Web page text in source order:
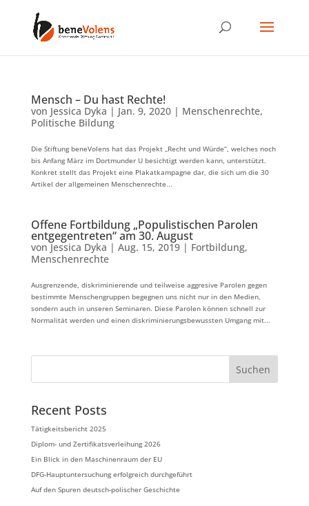
Mensch – Du hast Rechte!
von Jessica Dyka | Jan. 9, 2020| Menschenrechte,
Politische Bildung
Die Stiftung beneVolens hat das Projekt „Recht und Würde“, welches noch
bis Anfang März im Dortmunder U besichtigt werden kann, unterstützt.
Konkret stellt das Projekt eine Plakatkampagne dar, die sich um die 30
Artikel der allgemeinen Menschenrechte...
Offene Fortbildung „Populistischen Parolen
entgegentreten“ am 30. August
vonJessica Dyka | Aug. 15, 2019| Fortbildung,
Menschenrechte
Ausgrenzende, diskriminierende und teilweise aggresive Parolen gegen
bestimmte Menschengruppen begegnen uns nicht nur in den Medien,
sondern auch in unseren Seminaren. Diese Parolen können schnell zur
Normalität werden und einen diskriminierungsbewussten Umgang mit...
Suchen
Recent Posts
Tätigkeitsbericht 2025
Diplom- und Zertifikatsverleihung 2026
Ein Blick in den Maschinenraum der EU
DFG-Hauptuntersuchung erfolgreich durchgeführt
Auf den Spuren deutsch-polischer Geschichte